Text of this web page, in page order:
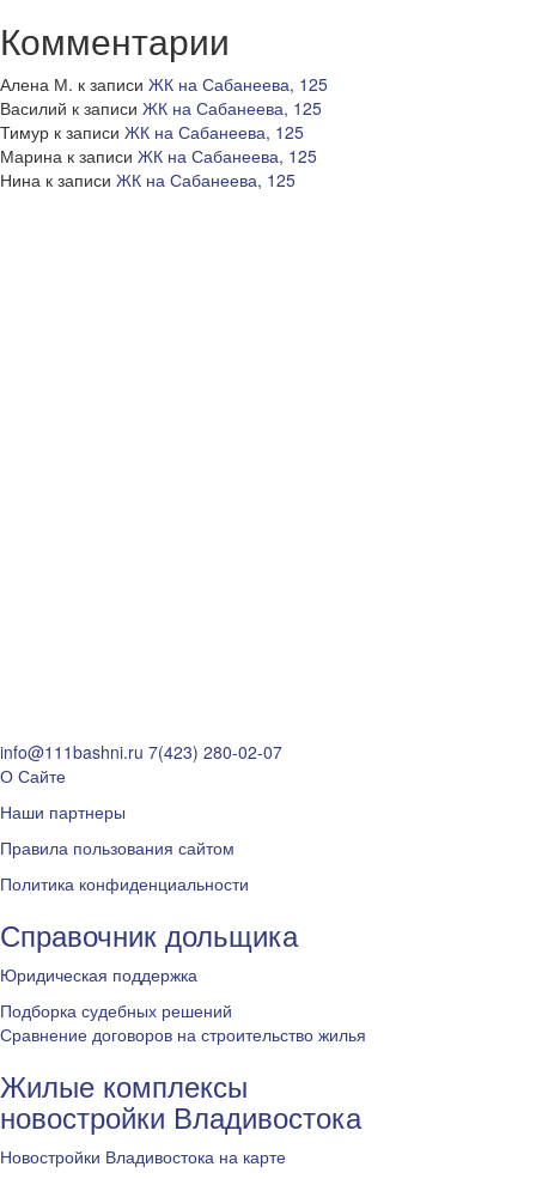
Комментарии
Алена М. к записи ЖК на Сабанеева, 125
Василий к записи ЖК на Сабанеева, 125
Тимур к записи ЖК на Сабанеева, 125
Марина к записи ЖК на Сабанеева, 125
Нина к записи ЖК на Сабанеева, 125
info@111bashni.ru 7(423) 280-02-07
О Сайте
Наши партнеры
Правила пользования сайтом
Политика конфиденциальности
Справочник дольщика
Юридическая поддержка
Подборка судебных решений
Сравнение договоров на строительство жилья
Жилые комплексы
новостройки Владивостока
Новостройки Владивостока на карте